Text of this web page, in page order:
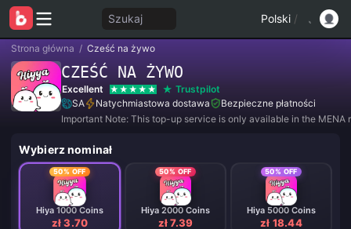
Szukaj Polski /
Strona główna / Cześć na żywo
CZEŚĆ NA ŻYWO
Excellent
Trustpilot
SA
Natychmiastowa dostawa
Bezpieczne płatności
Important Note: This top-up service is only available in the MENA
Wybierz nominał
50% OFF
Hiya 1000 Coins
zł 3.70
50% OFF
Hiya 2000 Coins
zł 7.39
50% OFF
Hiya 5000 Coins
zł 18.44